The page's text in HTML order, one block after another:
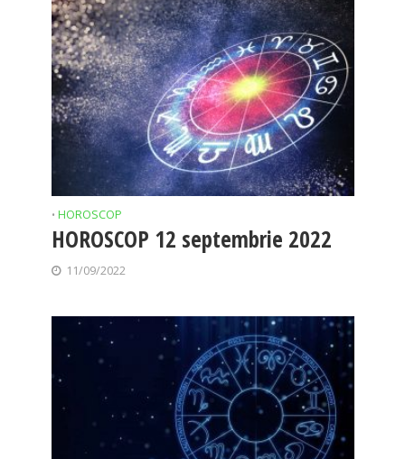
• HOROSCOP
HOROSCOP 12 septembrie 2022
11/09/2022